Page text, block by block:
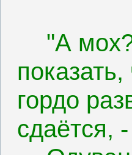
"А
гордо
сдаётся,